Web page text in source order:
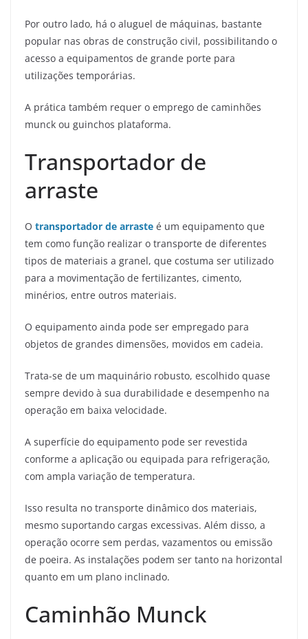
Por outro lado, há o aluguel de máquinas, bastante
popular nas obras de construção civil, possibilitando o
acesso a equipamentos de grande porte para
utilizações temporárias.
A prática também requer o emprego de caminhões
munck ou guinchos plataforma.
Transportador de
arraste
O transportador de arraste é um equipamento que
tem como função realizar o transporte de diferentes
tipos de materiais a granel, que costuma ser utilizado
para a movimentação de fertilizantes, cimento,
minérios, entre outros materiais.
O equipamento ainda pode ser empregado para
objetos de grandes dimensões, movidos em cadeia.
Trata-se de um maquinário robusto, escolhido quase
sempre devido à sua durabilidade e desempenho na
operação em baixa velocidade.
A superfície do equipamento pode ser revestida
conforme a aplicação ou equipada para refrigeração,
com ampla variação de temperatura.
Isso resulta no transporte dinâmico dos materiais,
mesmo suportando cargas excessivas. Além disso, a
operação ocorre sem perdas, vazamentos ou emissão
de poeira. As instalações podem ser tanto na horizontal
quanto em um plano inclinado.
Caminhão Munck